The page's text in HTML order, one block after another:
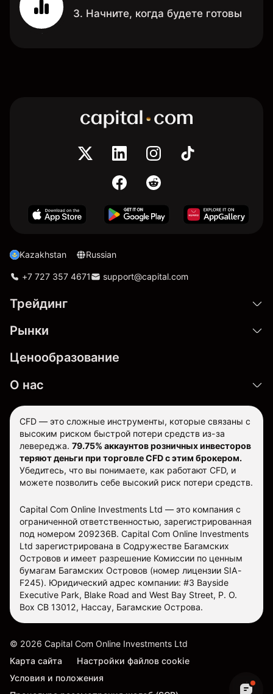
3. Начните, когда будете готовы
Kazakhstan Russian
+7 727 357 4671 support@capital.com
Трейдинг
Рынки
Ценообразование
О нас
CFD — это сложные инструменты, которые связаны с
высоким риском быстрой потери средств из-за
левереджа. 79.75% аккаунтов розничных инвесторов
теряют деньги при торговле CFD с этим брокером.
Убедитесь, что вы понимаете, как работают CFD, и
можете позволить себе высокий риск потери средств.
Capital Com Online Investments Ltd — это компания с
ограниченной ответственностью, зарегистрированная
под номером 209236B. Capital Com Online Investments
Ltd зарегистрирована в Содружестве Багамских
Островов и имеет разрешение Комиссии по ценным
бумагам Багамских Островов (номер лицензии SIA-
F245). Юридический адрес компании: #3 Bayside
Executive Park, Blake Road and West Bay Street, P. O.
Box CB 13012, Нассау, Багамские Острова.
© 2026 Capital Com Online Investments Ltd
Карта сайта
Настройки файлов cookie
Условия и положения